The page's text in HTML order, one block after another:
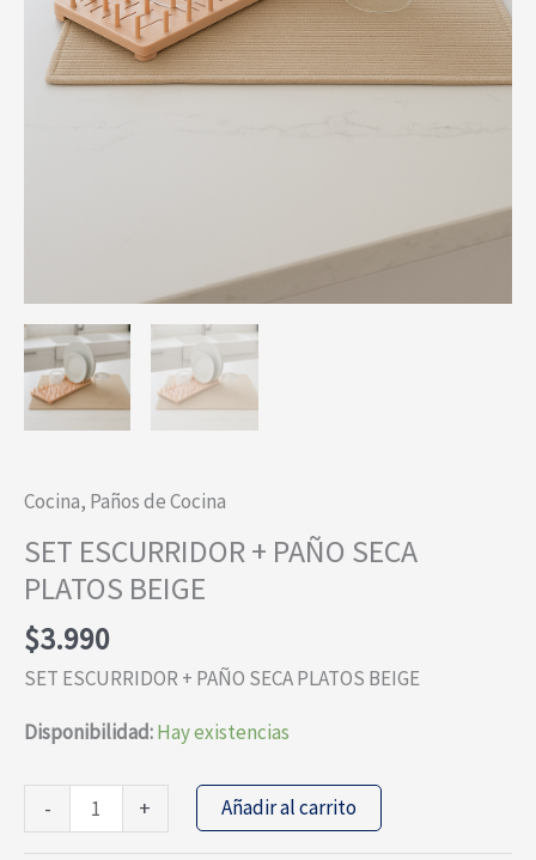
Cocina, Paños de Cocina
SET ESCURRIDOR + PAÑO SECA
PLATOS BEIGE
$3.990
SET ESCURRIDOR + PAÑO SECA PLATOS BEIGE
Disponibilidad:Hay existencias
-
ESCURRIDOR
+ Añadir al carrito